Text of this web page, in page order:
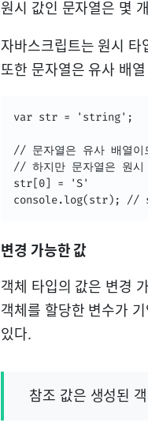
원시 값인 문자열은 몇
자바스크립트는 원시 타
또한 문자열은 유사 배
var str = 'string';
// 문자열은 유사 배열이
// 하지만 문자열은 원시
str[0] = 'S'
console.log(str); //
변경 가능한 값
객체 타입의 값은 변경
객체를 할당한 변수가
있다.
참조 값은 생성된